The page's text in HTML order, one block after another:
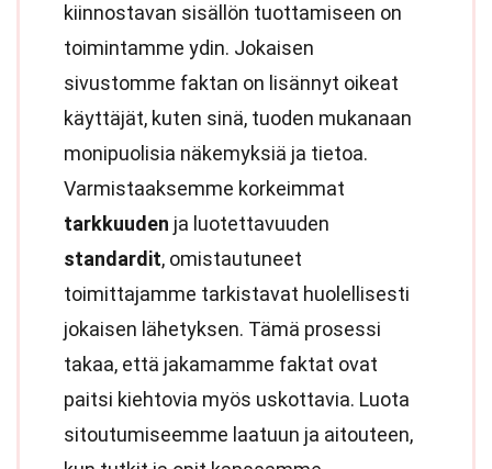
kiinnostavan sisällön tuottamiseen on
toimintamme ydin. Jokaisen
sivustomme faktan on lisännyt oikeat
käyttäjät, kuten sinä, tuoden mukanaan
monipuolisia näkemyksiä ja tietoa.
Varmistaaksemme korkeimmat
tarkkuuden ja luotettavuuden
standardit, omistautuneet
toimittajamme tarkistavat huolellisesti
jokaisen lähetyksen. Tämä prosessi
takaa, että jakamamme faktat ovat
paitsi kiehtovia myös uskottavia. Luota
sitoutumiseemme laatuun ja aitouteen,